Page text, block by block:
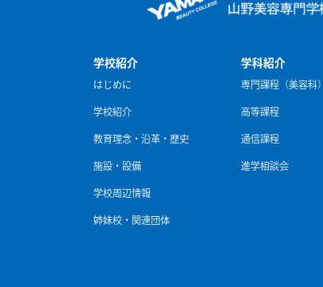
学校紹介
はじめに
学校紹介
教育理念・沿革・歴史
施設・設備
学校周辺情報
姉妹校・関連団体
学科紹介
専門課程（美容科）
高等課程
通信課程
進学相談会